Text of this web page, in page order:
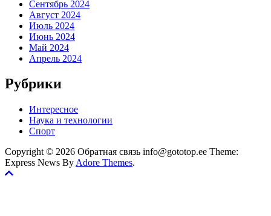
Сентябрь 2024
Август 2024
Июль 2024
Июнь 2024
Май 2024
Апрель 2024
Рубрики
Интересное
Наука и технологии
Спорт
Copyright © 2026 Обратная связь info@gototop.ee Theme:
Express News By Adore Themes.